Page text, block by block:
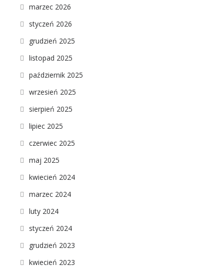
marzec 2026
styczeń 2026
grudzień 2025
listopad 2025
październik 2025
wrzesień 2025
sierpień 2025
lipiec 2025
czerwiec 2025
maj 2025
kwiecień 2024
marzec 2024
luty 2024
styczeń 2024
grudzień 2023
kwiecień 2023